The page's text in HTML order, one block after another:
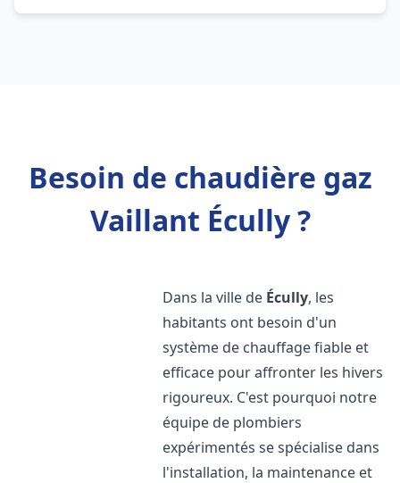
Besoin de chaudière gaz
Vaillant Écully ?
Dans la ville de Écully, les
habitants ont besoin d'un
système de chauffage fiable et
efficace pour affronter les hivers
rigoureux. C'est pourquoi notre
équipe de plombiers
expérimentés se spécialise dans
l'installation, la maintenance et